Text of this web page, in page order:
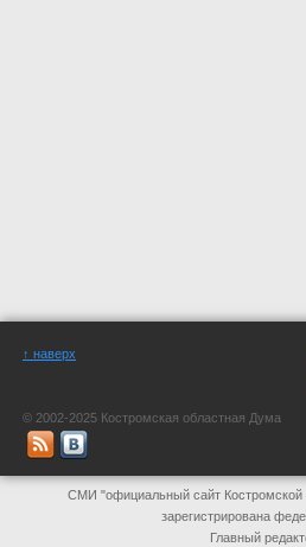
↑ наверх
© 2002-2025 Костромская областная Дума
СМИ "официальный сайт Костромской
зарегистрирована
Главный